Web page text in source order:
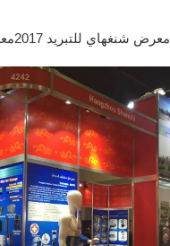
معرض شنغهاي للتبريد 2017